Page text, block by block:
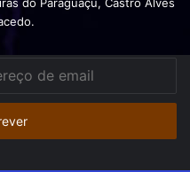
do Paraguaçu, Castro Alves